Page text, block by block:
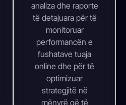
analiza dhe raporte
të detajuara për të
monitoruar
performancën e
fushatave tuaja
online dhe për të
optimizuar
strategjitë në
mënyrë që të